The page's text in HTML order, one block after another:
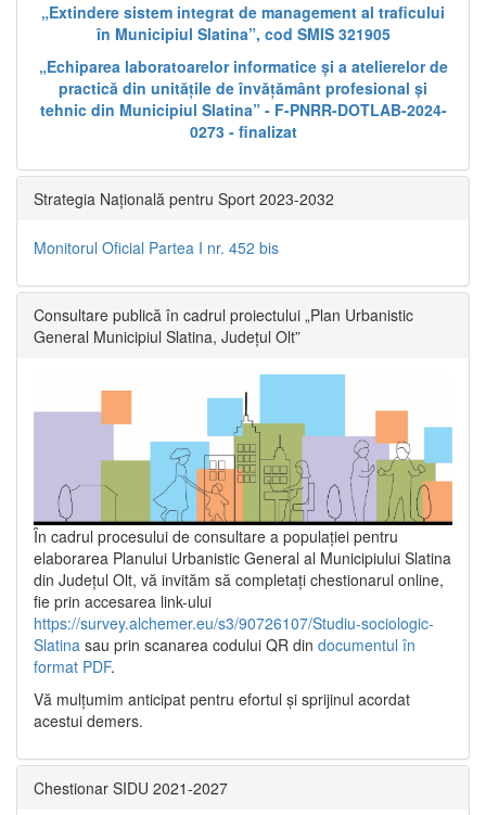
„Extindere sistem integrat de management al traficului
în Municipiul Slatina”, cod SMIS 321905
„Echiparea laboratoarelor informatice și a atelierelor de
practică din unitățile de învățământ profesional și
tehnic din Municipiul Slatina” - F-PNRR-DOTLAB-2024-
0273 - finalizat
Strategia Națională pentru Sport 2023-2032
Monitorul Oficial Partea I nr. 452 bis
Consultare publică în cadrul proiectului „Plan Urbanistic
General Municipiul Slatina, Județul Olt”
În cadrul procesului de consultare a populaţiei pentru
elaborarea Planului Urbanistic General al Municipiului Slatina
din Județul Olt, vă invităm să completați chestionarul online,
fie prin accesarea link-ului
https://survey.alchemer.eu/s3/90726107/Studiu-sociologic-
Slatina sau prin scanarea codului QR din documentul în
format PDF.
Vă mulţumim anticipat pentru efortul şi sprijinul acordat
acestui demers.
Chestionar SIDU 2021-2027